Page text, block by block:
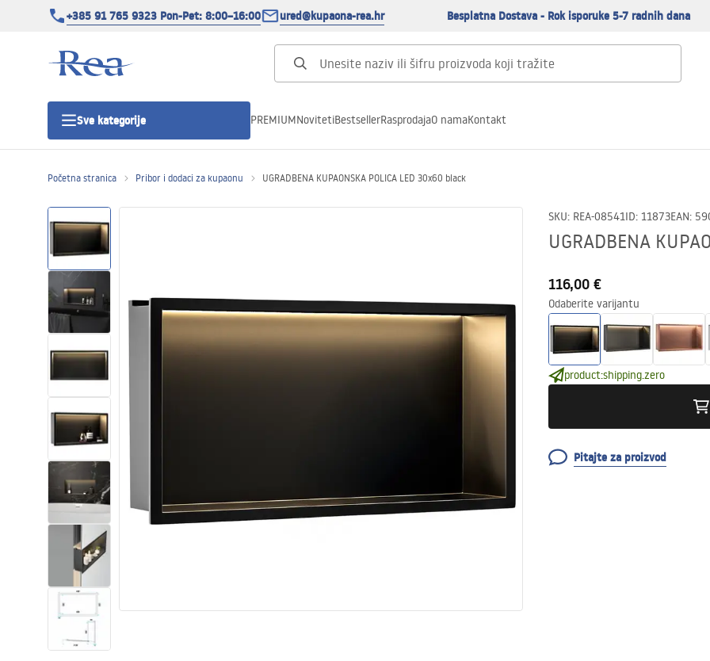
+385 91 765 9323 Pon-Pet: 8:00–16:00 ured@kupaona-rea.hr Besplatna Dostava - Rok isporuke 5-7 radnih dana
Sve kategorije
Tuš vrata
Tuš kade
Tuš Kanalice
Umivaonici
Kade i paravani
Miješalice, pipe, slavine
Tuševi
Kuhinja
Pribor i kupaonski namještaj
PREMIUMNovitetiBestsellerRasprodajaO namaKontakt
Početna stranica Pribor i dodaci za kupaonu UGRADBENA KUPAONSKA POLICA LED 30x60 black
SKU: REA-08541ID: 11873EAN:
UGRADBENA
116,00 €
Odaberite varijantu
product:shipping.zero
Pitajte za proizvod